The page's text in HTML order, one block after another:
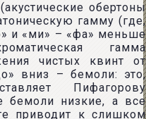
обертоны
гамму (где,
и «ми» – «фа» меньше
гамма
чистых квинт от
вниз – бемоли: это,
Пифагорову
бемоли низкие, а все
приводит к слишком